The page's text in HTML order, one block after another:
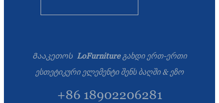
Გააკეთოს LoFurniture გახდი ერთ-ერთი
ესთეტიკური ელემენტი შენს ბაღში & ეზო
+86 18902206281